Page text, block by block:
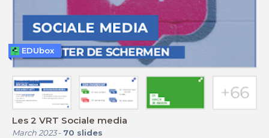
Les 2 VRT Sociale media
March 2023- 70 slides
EDUbox